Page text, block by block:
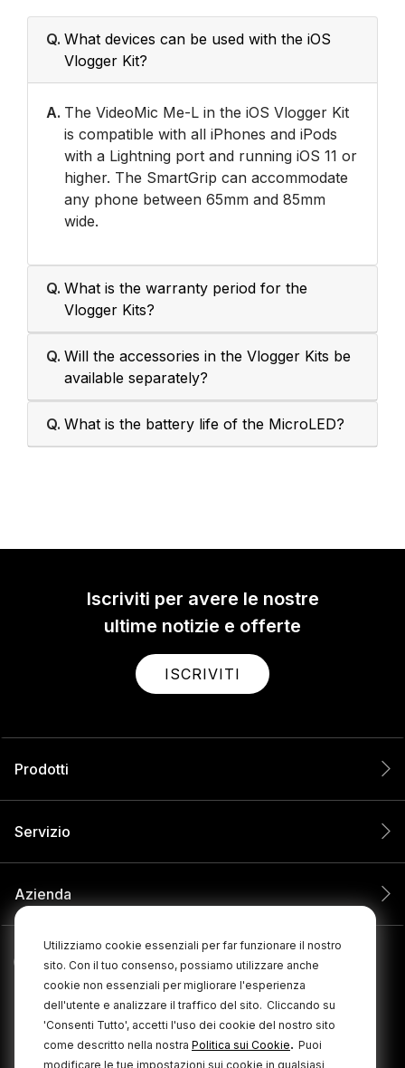
Utilizziamo cookie essenziali per far funzionare il nostro
sito. Con il tuo consenso, possiamo utilizzare anche
cookie non essenziali per migliorare l'esperienza
dell'utente e analizzare il traffico del sito. Cliccando su
'Consenti Tutto', accetti l'uso dei cookie del nostro sito
come descritto nella nostra Politica sui Cookie. Puoi
modificare le tue impostazioni sui cookie in qualsiasi
Q. What devices can be used with the iOS
Vlogger Kit?
A. The VideoMic Me-L in the iOS Vlogger Kit
is compatible with all iPhones and iPods
with a Lightning port and running iOS 11 or
higher. The SmartGrip can accommodate
any phone between 65mm and 85mm
wide.
Q. What is the warranty period for the
Vlogger Kits?
Q. Will the accessories in the Vlogger Kits be
available separately?
Q. What is the battery life of the MicroLED?
Iscriviti per avere le nostre
ultime notizie e offerte
ISCRIVITI
Prodotti
Servizio
Azienda